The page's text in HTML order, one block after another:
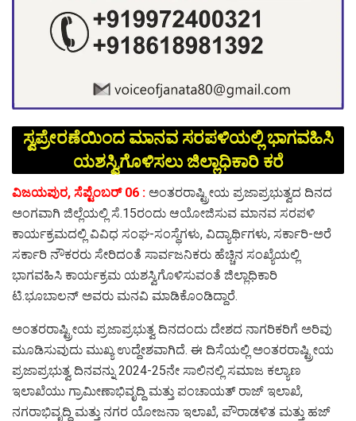
ಸ್ವಪ್ರೇರಣೆಯಿಂದ ಮಾನವ ಸರಪಳಿಯಲ್ಲಿ ಭಾಗವಹಿಸಿ
ಯಶಸ್ವಿಗೊಳಿಸಲು ಜಿಲ್ಲಾಧಿಕಾರಿ ಕರೆ
ವಿಜಯಪುರ, ಸೆಪ್ಟೆಂಬರ್ 06 : ಅಂತರರಾಷ್ಟ್ರೀಯ ಪ್ರಜಾಪ್ರಭುತ್ವದ ದಿನದ
ಅಂಗವಾಗಿ ಜಿಲ್ಲೆಯಲ್ಲಿ ಸೆ.15ರಂದು ಆಯೋಜಿಸುವ ಮಾನವ ಸರಪಳಿ
ಕಾರ್ಯಕ್ರಮದಲ್ಲಿ ವಿವಿಧ ಸಂಘ-ಸಂಸ್ಥೆಗಳು, ವಿದ್ಯಾರ್ಥಿಗಳು, ಸರ್ಕಾರಿ-ಅರೆ
ಸರ್ಕಾರಿ ನೌಕರರು ಸೇರಿದಂತೆ ಸಾರ್ವಜನಿಕರು ಹೆಚ್ಚಿನ ಸಂಖ್ಯೆಯಲ್ಲಿ
ಭಾಗವಹಿಸಿ ಕಾರ್ಯಕ್ರಮ ಯಶಸ್ವಿಗೊಳಿಸುವಂತೆ ಜಿಲ್ಲಾಧಿಕಾರಿ
ಟಿ.ಭೂಬಾಲನ್ ಅವರು ಮನವಿ ಮಾಡಿಕೊಂಡಿದ್ದಾರೆ.
ಅಂತರರಾಷ್ಟ್ರೀಯ ಪ್ರಜಾಪ್ರಭುತ್ವ ದಿನದಂದು ದೇಶದ ನಾಗರಿಕರಿಗೆ ಅರಿವು
ಮೂಡಿಸುವುದು ಮುಖ್ಯ ಉದ್ದೇಶವಾಗಿದೆ. ಈ ದಿಸೆಯಲ್ಲಿ ಅಂತರರಾಷ್ಟ್ರೀಯ
ಪ್ರಜಾಪ್ರಭುತ್ವ ದಿನವನ್ನು 2024-25ನೇ ಸಾಲಿನಲ್ಲಿ ಸಮಾಜ ಕಲ್ಯಾಣ
ಇಲಾಖೆಯು ಗ್ರಾಮೀಣಾಭಿವೃದ್ದಿ ಮತ್ತು ಪಂಚಾಯತ್ ರಾಜ್ ಇಲಾಖೆ,
ನಗರಾಭಿವೃದ್ದಿ ಮತ್ತು ನಗರ ಯೋಜನಾ ಇಲಾಖೆ, ಪೌರಾಡಳಿತ ಮತ್ತು ಹಜ್